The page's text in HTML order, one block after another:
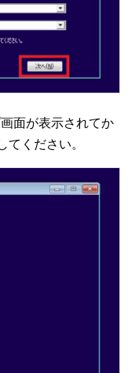
面が表示されてか
てください。